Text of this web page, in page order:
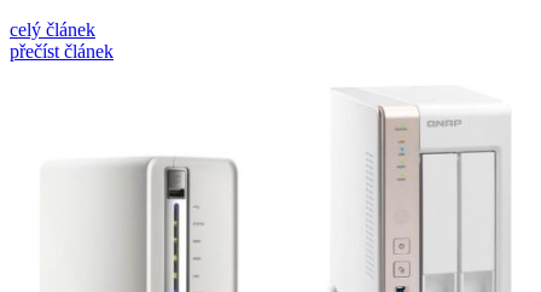
celý článek
přečíst článek